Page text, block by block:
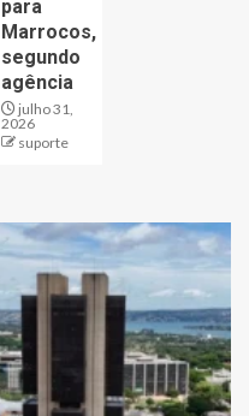
para
Marrocos,
segundo
agência
julho 31,
2026
suporte